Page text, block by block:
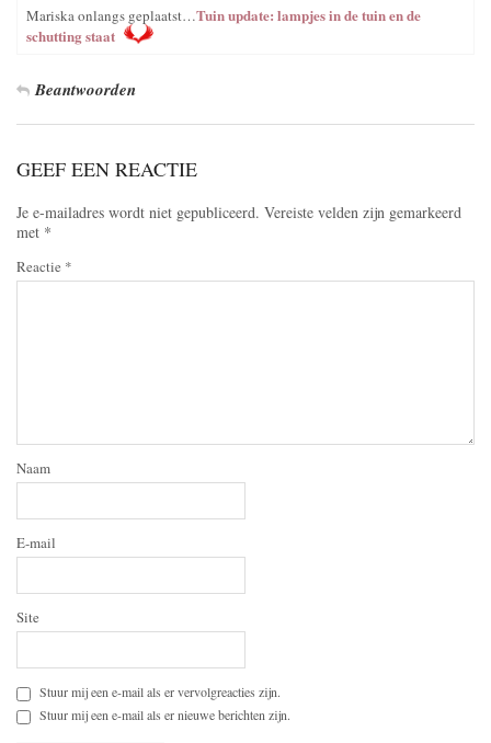
Mariska onlangs geplaatst…Tuin update: lampjes in de tuin en de
schutting staat
Beantwoorden
GEEF EEN REACTIE
Je e-mailadres wordt niet gepubliceerd. Vereiste velden zijn gemarkeerd
met *
Reactie *
Naam
E-mail
Site
Stuur mij een e-mail als er vervolgreacties zijn.
Stuur mij een e-mail als er nieuwe berichten zijn.